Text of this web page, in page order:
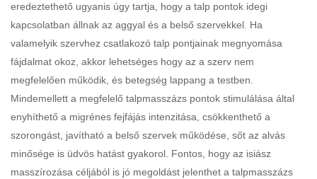
eredeztethető ugyanis úgy tartja, hogy a talp pontok idegi
kapcsolatban állnak az aggyal és a belső szervekkel. Ha
valamelyik szervhez csatlakozó talp pontjainak megnyomása
fájdalmat okoz, akkor lehetséges hogy az a szerv nem
megfelelően működik, és betegség lappang a testben.
Mindemellett a megfelelő talpmasszázs pontok stimulálása által
enyhíthető a migrénes fejfájás intenzitása, csökkenthető a
szorongást, javítható a belső szervek működése, sőt az alvás
minősége is üdvös hatást gyakorol. Fontos, hogy az isiász
masszírozása céljából is jó megoldást jelenthet a talpmasszázs